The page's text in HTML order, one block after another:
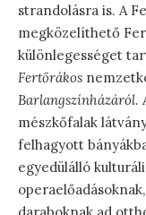
strandolásra is. A
megközelíthető
különlegességet
Fertőrákos
Barlangszínházáról.
mészkőfalak
felhagyott
egyedülálló
daraboknak ad